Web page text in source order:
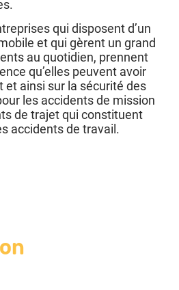
qui disposent d’un
et qui gèrent un grand
au quotidien, prennent
qu’elles peuvent avoir
et ainsi sur la sécurité des
les accidents de mission
de trajet qui constituent
accidents de travail.